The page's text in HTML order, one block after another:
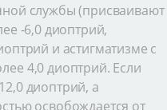
службы (присваивают
-6,0 диоптрий,
и астигматизме с
4,0 диоптрий. Если
диоптрий, а
освобождается от